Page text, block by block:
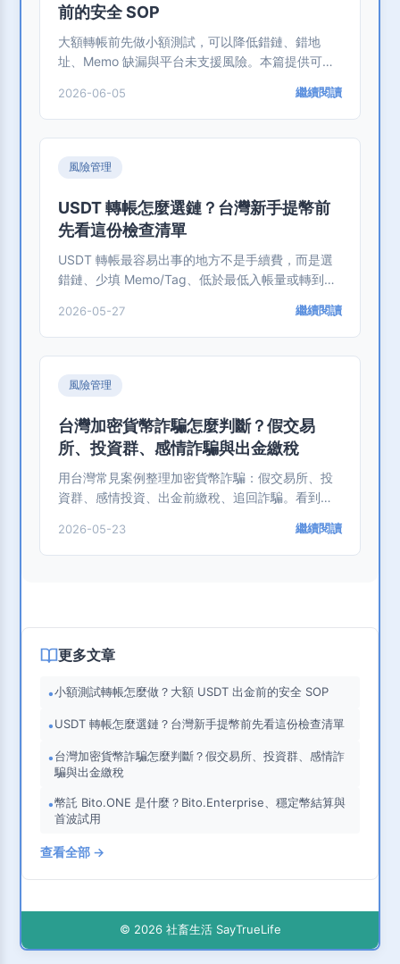
前的安全 SOP
大額轉帳前先做小額測試，可以降低錯鏈、錯地
址、Memo 缺漏與平台未支援風險。本篇提供可直
2026-06-05 繼續閱讀
風險管理
USDT 轉帳怎麼選鏈？台灣新手提幣前
先看這份檢查清單
USDT 轉帳最容易出事的地方不是手續費，而是選
錯鏈、少填 Memo/Tag、低於最低入帳量或轉到詐
檢查、測試轉帳與未入帳排查。
2026-05-27 繼續閱讀
風險管理
台灣加密貨幣詐騙怎麼判斷？假交易
所、投資群、感情詐騙與出金繳稅
用台灣常見案例整理加密貨幣詐騙：假交易所、投
資群、感情投資、出金前繳稅、追回詐騙。看到保
下來。
2026-05-23 繼續閱讀
更多文章
•小額測試轉帳怎麼做？大額 USDT 出金前的安全 SOP
•USDT 轉帳怎麼選鏈？台灣新手提幣前先看這份檢查清單
•台灣加密貨幣詐騙怎麼判斷？假交易所、投資群、感情詐
騙與出金繳稅
•幣託 Bito.ONE 是什麼？Bito.Enterprise、穩定幣結算與
首波試用
查看全部 →
© 2026 社畜生活 SayTrueLife